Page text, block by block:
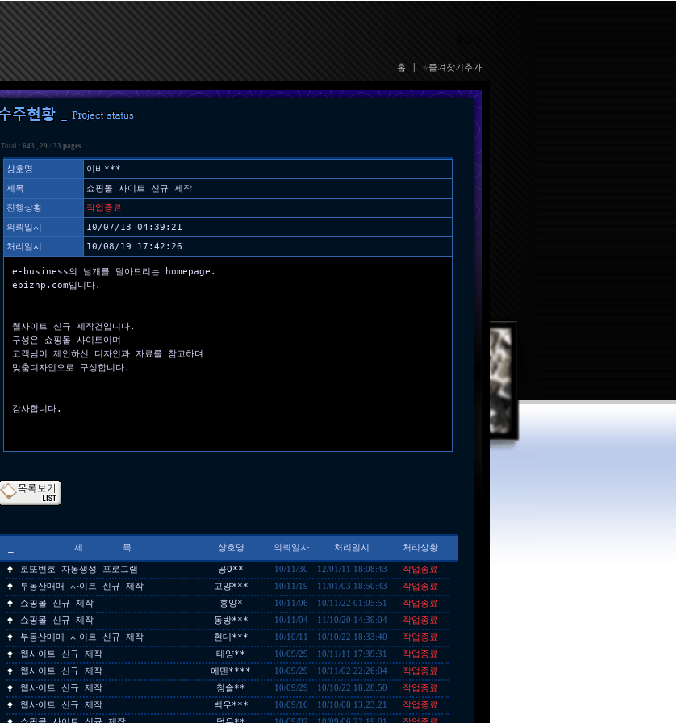
Total : 643 , 29 / 33 pages
상호명
이바***
제목
쇼핑몰 사이트 신규 제작
진행상황
작업종료
의뢰일시
10/07/13 04:39:21
처리일시
10/08/19 17:42:26
e-business의 날개를 달아드리는 homepage.
ebizhp.com입니다.
웹사이트 신규 제작건입니다.
구성은 쇼핑몰 사이트이며
고객님이 제안하신 디자인과 자료를 참고하며
맞춤디자인으로 구성합니다.
감사합니다.
제 목 상호명 의뢰일자 처리일시 처리상황
로또번호 자동생성 프로그램 공O** 10/11/30 12/01/11 18:08:43
작업종료
부동산매매 사이트 신규 제작
고양*** 10/11/19 11/01/03 18:50:43
작업종료
쇼핑몰 신규 제작
흥양* 10/11/06 10/11/22 01:05:51
작업종료
쇼핑몰 신규 제작
동방*** 10/11/04 11/10/20 14:39:04
작업종료
부동산매매 사이트 신규 제작
현대*** 10/10/11 10/10/22 18:33:40
작업종료
웹사이트 신규 제작
태양** 10/09/29 10/11/11 17:39:31
작업종료
웹사이트 신규 제작
에덴**** 10/09/29 10/11/02 22:26:04
작업종료
웹사이트 신규 제작
청솔** 10/09/29 10/10/22 18:28:50
작업종료
웹사이트 신규 제작
백우*** 10/09/16 10/10/08 13:23:21
작업종료
홈 ☆즐겨찾기추가